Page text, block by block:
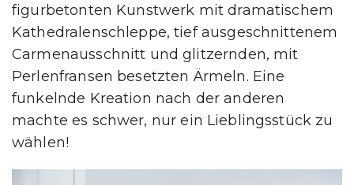
figurbetonten Kunstwerk mit dramatischem
Kathedralenschleppe, tief ausgeschnittenem
Carmenausschnitt und glitzernden, mit
Perlenfransen besetzten Ärmeln. Eine
funkelnde Kreation nach der anderen
machte es schwer, nur ein Lieblingsstück zu
wählen!